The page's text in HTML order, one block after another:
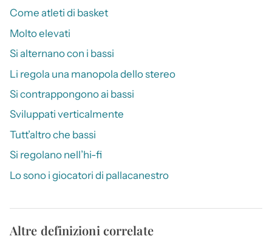
Come atleti di basket
Molto elevati
Si alternano con i bassi
Li regola una manopola dello stereo
Si contrappongono ai bassi
Sviluppati verticalmente
Tutt’altro che bassi
Si regolano nell’hi-fi
Lo sono i giocatori di pallacanestro
Altre definizioni correlate